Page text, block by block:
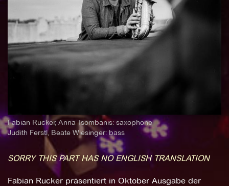
Fabian Rucker, Anna Tsombanis: saxophone
Judith Ferstl, Beate Wiesinger: bass
SORRY THIS PART HAS NO ENGLISH TRANSLATION
Fabian Rucker präsentiert in Oktober Ausgabe der